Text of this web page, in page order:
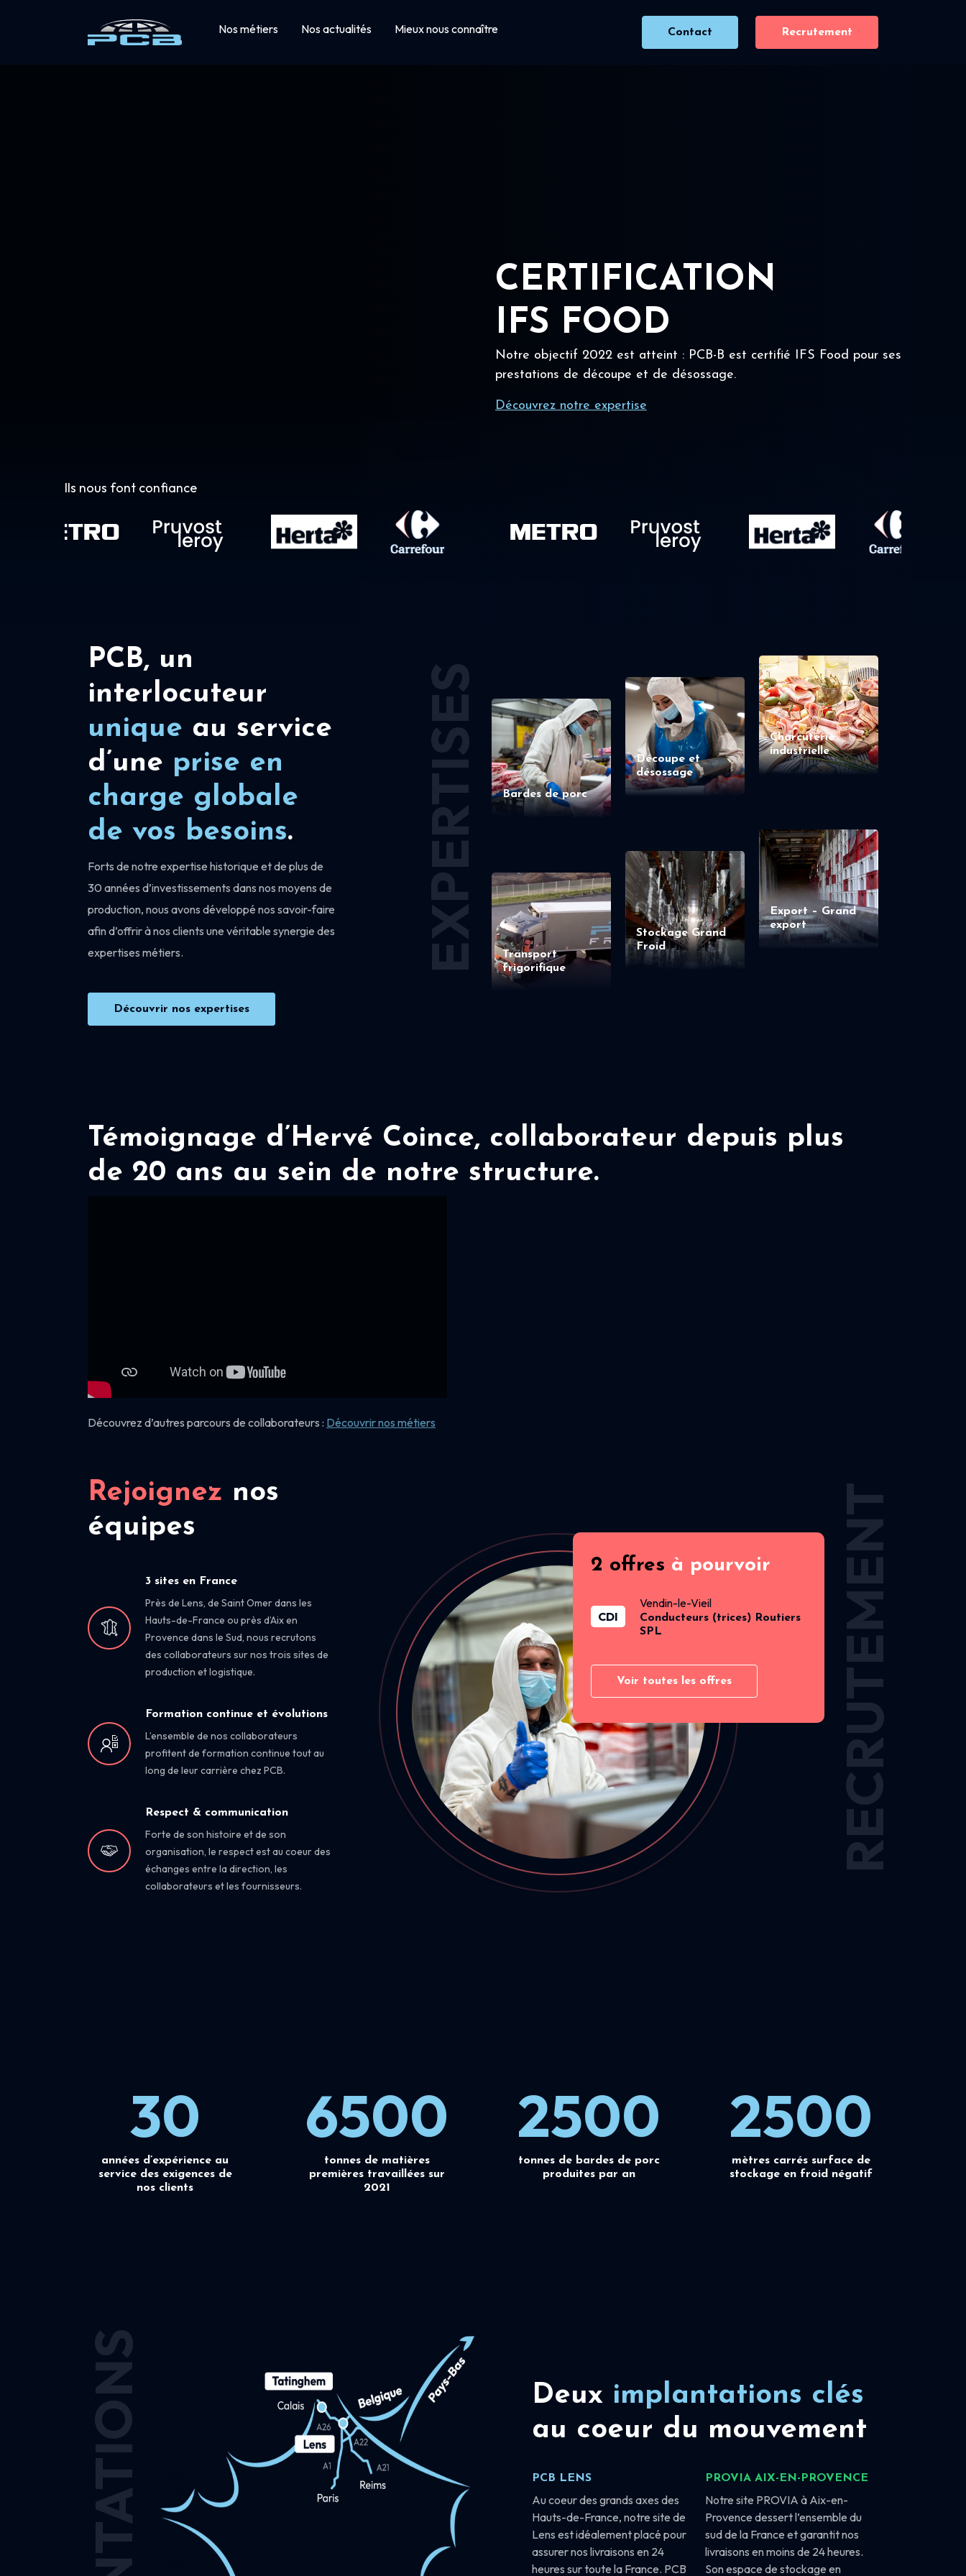
Nos métiers Nos actualités Mieux nous connaître Contact Recrutement
CERTIFICATION
IFS FOOD
Notre objectif 2022 est atteint : PCB-B est certifié IFS Food pour ses
prestations de découpe et de désossage.
Découvrez notre expertise
Ils nous font confiance
PCB, un
interlocuteur
unique au service
d’une prise en
charge globale
de vos besoins.
Forts de notre expertise historique et de plus de
30 années d’investissements dans nos moyens de
production, nous avons développé nos savoir-faire
afin d’offrir à nos clients une véritable synergie des
expertises métiers.
Découvrir nos expertises
EXPERTISES Bardes de porc
Découpe et
désossage
Charcuterie
industrielle
Transport
frigorifique
Stockage Grand
Froid
Export – Grand
export
Témoignage d’Hervé Coince, collaborateur depuis plus
de 20 ans au sein de notre structure.
Découvrez d’autres parcours de collaborateurs : Découvrir nos métiers
Rejoignez nos
équipes
3 sites en France
Près de Lens, de Saint Omer dans les
Hauts-de-France ou près d’Aix en
Provence dans le Sud, nous recrutons
des collaborateurs sur nos trois sites de
production et logistique.
Formation continue et évolutions
L’ensemble de nos collaborateurs
profitent de formation continue tout au
long de leur carrière chez PCB.
Respect & communication
Forte de son histoire et de son
organisation, le respect est au coeur des
échanges entre la direction, les
collaborateurs et les fournisseurs.
2 offres à pourvoir
CDI
Vendin-le-Vieil
Conducteurs (trices) Routiers
SPL
Voir toutes les offres RECRUTEMENT
30
années d’expérience au
service des exigences de
nos clients
6500
tonnes de matières
premières travaillées sur
2021
2500
tonnes de bardes de porc
produites par an
2500
mètres carrés surface de
stockage en froid négatif
Deux implantations clés
au coeur du mouvement
PCB LENS
Au coeur des grands axes des
Hauts-de-France, notre site de
Lens est idéalement placé pour
assurer nos livraisons en 24
heures sur toute la France. PCB
PROVIA AIX-EN-PROVENCE
Notre site PROVIA à Aix-en-
Provence dessert l’ensemble du
sud de la France et garantit nos
livraisons en moins de 24 heures.
Son espace de stockage en